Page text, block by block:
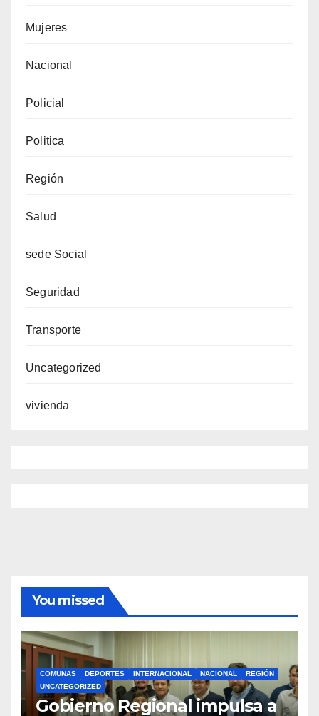
Mujeres
Nacional
Policial
Politica
Región
Salud
sede Social
Seguridad
Transporte
Uncategorized
vivienda
You missed
COMUNAS DEPORTES INTERNACIONAL NACIONAL
REGIÓN
UNCATEGORIZED
Gobierno Regional impulsa a